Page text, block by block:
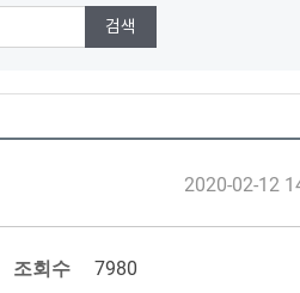
2020-02-12
조회수 7980